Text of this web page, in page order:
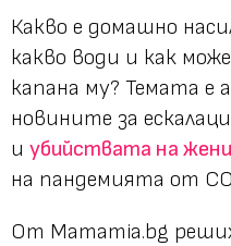
Какво е домашно
какво води и как
капана му? Темата е
новините за
и убийствата на
на пандемията от
От Мamamia.bg